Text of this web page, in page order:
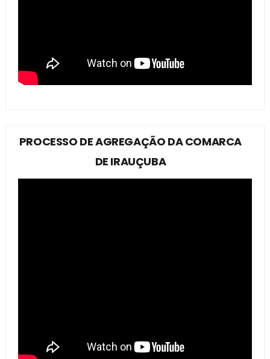
PROCESSO DE AGREGAÇÃO DA COMARCA
DE IRAUÇUBA